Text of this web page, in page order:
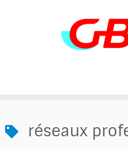
réseaux